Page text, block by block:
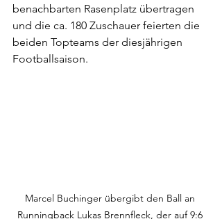
benachbarten Rasenplatz übertragen
und die ca. 180 Zuschauer feierten die
beiden Topteams der diesjährigen
Footballsaison.
Marcel Buchinger übergibt den Ball an
Runningback Lukas Brennfleck, der auf 9:6